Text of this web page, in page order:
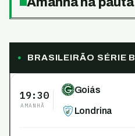
BRASILEIRÃO SÉRIE B
19:30
AMANHÃ
Goiás
Londrina